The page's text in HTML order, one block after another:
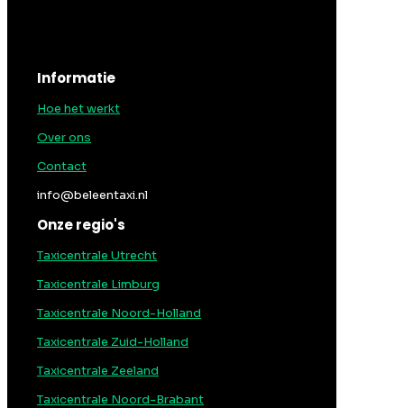
Informatie
Hoe het werkt
Over ons
Contact
info@beleentaxi.nl
Onze regio's
Taxicentrale Utrecht
Taxicentrale Limburg
Taxicentrale Noord-Holland
Taxicentrale Zuid-Holland
Taxicentrale Zeeland
Taxicentrale Noord-Brabant